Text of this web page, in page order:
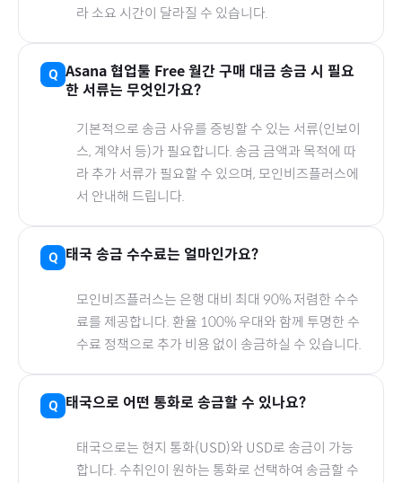
라 소요 시간이 달라질 수 있습니다.
Asana 협업툴 Free 월간구매 대금 송금 시 필요
한 서류는 무엇인가요?
기본적으로 송금 사유를 증빙할 수 있는 서류(인보이
스, 계약서 등)가 필요합니다. 송금 금액과 목적에 따
라 추가 서류가 필요할 수 있으며, 모인비즈플러스에
서 안내해 드립니다.
태국 송금 수수료는 얼마인가요?
모인비즈플러스는 은행 대비 최대 90% 저렴한 수수
료를 제공합니다. 환율 100% 우대와 함께 투명한 수
수료 정책으로 추가 비용 없이 송금하실 수 있습니다.
태국으로 어떤 통화로 송금할 수 있나요?
태국으로는 현지 통화(USD)와 USD로 송금이 가능
합니다. 수취인이 원하는 통화로 선택하여 송금할 수